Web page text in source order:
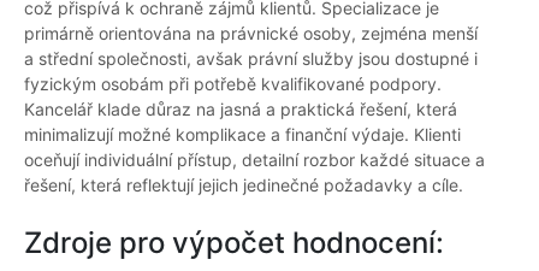
což přispívá k ochraně zájmů klientů. Specializace je
primárně orientována na právnické osoby, zejména menší
a střední společnosti, avšak právní služby jsou dostupné i
fyzickým osobám při potřebě kvalifikované podpory.
Kancelář klade důraz na jasná a praktická řešení, která
minimalizují možné komplikace a finanční výdaje. Klienti
oceňují individuální přístup, detailní rozbor každé situace a
řešení, která reflektují jejich jedinečné požadavky a cíle.
Zdroje pro výpočet hodnocení: